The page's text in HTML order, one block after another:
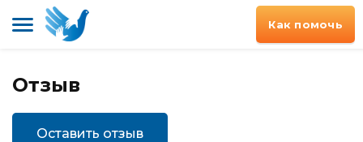
Как помочь
Отзыв
Оставить отзыв